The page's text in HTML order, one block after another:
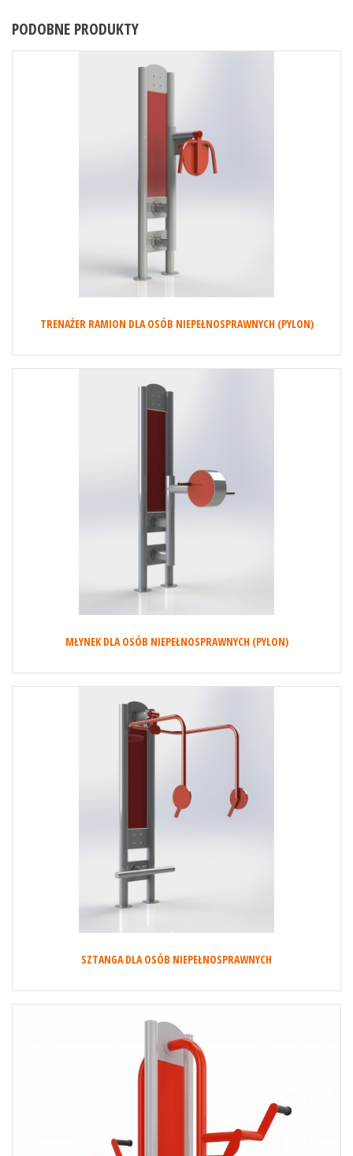
PODOBNE PRODUKTY
TRENAŻER RAMION DLA OSÓB NIEPEŁNOSPRAWNYCH (PYLON)
MŁYNEK DLA OSÓB NIEPEŁNOSPRAWNYCH (PYLON)
SZTANGA DLA OSÓB NIEPEŁNOSPRAWNYCH